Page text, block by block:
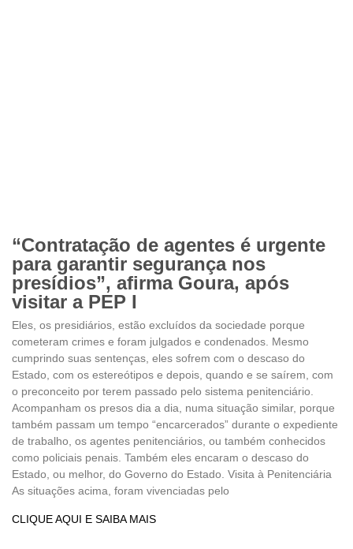
“Contratação de agentes é urgente
para garantir segurança nos
presídios”, afirma Goura, após
visitar a PEP I
Eles, os presidiários, estão excluídos da sociedade porque
cometeram crimes e foram julgados e condenados. Mesmo
cumprindo suas sentenças, eles sofrem com o descaso do
Estado, com os estereótipos e depois, quando e se saírem, com
o preconceito por terem passado pelo sistema penitenciário.
Acompanham os presos dia a dia, numa situação similar, porque
também passam um tempo “encarcerados” durante o expediente
de trabalho, os agentes penitenciários, ou também conhecidos
como policiais penais. Também eles encaram o descaso do
Estado, ou melhor, do Governo do Estado. Visita à Penitenciária
As situações acima, foram vivenciadas pelo
CLIQUE AQUI E SAIBA MAIS